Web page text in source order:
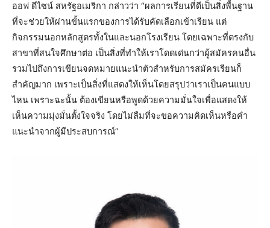
ออฟ ดีไซน์ สหรัฐอเมริกา กล่าวว่า “ผลการเรียนที่ดีเป็นสิ่งพื้นฐาน
ที่จะช่วยให้ผ่านขั้นแรกของการได้รับคัดเลือกเข้าเรียน แต่
กิจกรรมนอกหลักสูตรทั้งในและนอกโรงเรียน โดยเฉพาะที่ตรงกับ
สาขาที่สนใจศึกษาต่อ เป็นสิ่งที่ทำให้เราโดดเด่นกว่าผู้สมัครคนอื่น
รวมไปถึงการเขียนจดหมายแนะนำตัวสำหรับการสมัครเรียนก็
สำคัญมาก เพราะเป็นสิ่งที่แสดงให้เห็นโดยสรุปว่าเราเป็นคนแบบ
ไหน เพราะฉะนั้น ต้องเขียนหรือพูดด้วยความมั่นใจเพื่อแสดงให้
เห็นความมุ่งมั่นตั้งใจจริง โดยไม่ลืมที่จะขอความคิดเห็นหรือคำ
แนะนำจากผู้มีประสบการณ์”